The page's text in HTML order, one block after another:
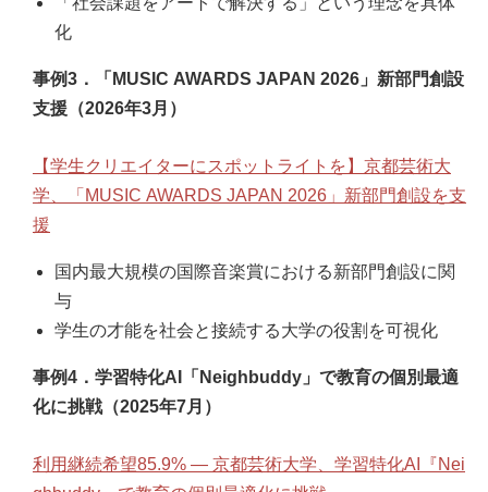
化
事例3．「MUSIC AWARDS JAPAN 2026」新部門創設
支援（2026年3月）
【学生クリエイターにスポットライトを】京都芸術大
学、「MUSIC AWARDS JAPAN 2026」新部門創設を支
援
国内最大規模の国際音楽賞における新部門創設に関
与
学生の才能を社会と接続する大学の役割を可視化
事例4．学習特化AI「Neighbuddy」で教育の個別最適
化に挑戦（2025年7月）
利用継続希望85.9% ― 京都芸術大学、学習特化AI『Nei